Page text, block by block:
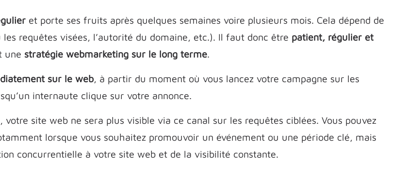
et porte ses fruits après quelques semaines voire plusieurs mois. Cela dépend de
requêtes visées, l’autorité du domaine, etc.). Il faut donc être patient, régulier et
une stratégie webmarketing sur le long terme.
sur le web, à partir du moment où vous lancez votre campagne sur les
internaute clique sur votre annonce.
votre site web ne sera plus visible via ce canal sur les requêtes ciblées. Vous pouvez
lorsque vous souhaitez promouvoir un événement ou une période clé, mais
concurrentielle à votre site web et de la visibilité constante.